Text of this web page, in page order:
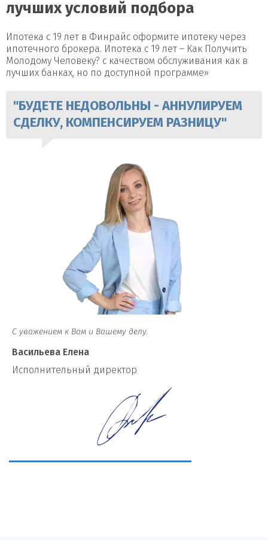
лучших условий подбора
Ипотека с 19 лет в Финрайс оформите ипотеку через
ипотечного брокера. Ипотека с 19 лет – Как Получить
Молодому Человеку? с качеством обслуживания как в
лучших банках, но по доступной программе»
"БУДЕТЕ НЕДОВОЛЬНЫ - АННУЛИРУЕМ
СДЕЛКУ, КОМПЕНСИРУЕМ РАЗНИЦУ"
С уважением к Вам и Вашему делу.
Васильева Елена
И сполнительный директор